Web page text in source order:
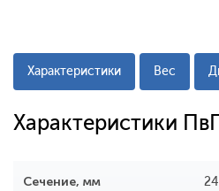
Характеристики Вес
Характеристики
Сечение, мм